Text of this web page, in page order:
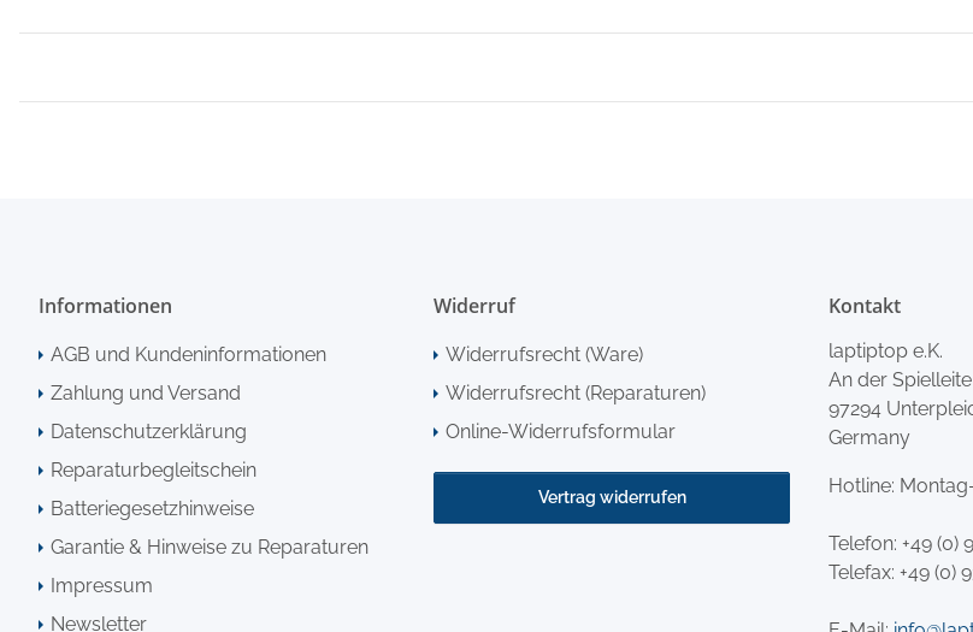
Informationen
AGB und Kundeninformationen
Zahlung und Versand
Datenschutzerklärung
Reparaturbegleitschein
Batteriegesetzhinweise
Garantie & Hinweise zu Reparaturen
Impressum
Newsletter
Widerruf
Widerrufsrecht (Ware)
Widerrufsrecht (Reparaturen)
Online-Widerrufsformular
Vertrag widerrufen
Kontakt
laptiptop e.K.
An der Spielleite
97294
Germany
Hotline:
Telefon: +49 (0)
Telefax: +49 (0)